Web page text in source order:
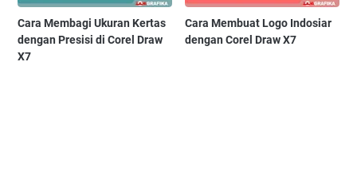
Cara Membagi Ukuran Kertas
dengan Presisi di Corel Draw
X7
Cara Membuat Logo Indosiar
dengan Corel Draw X7